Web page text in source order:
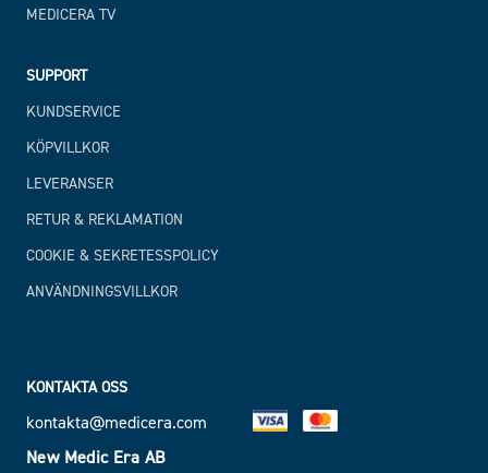
MEDICERA TV
SUPPORT
KUNDSERVICE
KÖPVILLKOR
LEVERANSER
RETUR & REKLAMATION
COOKIE & SEKRETESSPOLICY
ANVÄNDNINGSVILLKOR
KONTAKTA OSS
kontakta@medicera.com
New Medic Era AB